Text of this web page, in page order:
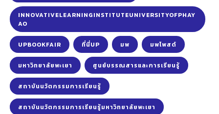
INNOVATIVELEARNINGINSTITUTEUNIVERSITYOFPHAY
AO
UPBOOKFAIR ที่นี่UP มพ มพโพสต์
มหาวิทยาลัยพะเยา ศูนย์บรรณสารและการเรียนรู้
สถาบันนวัตกรรมการเรียนรู้
สถาบันนวัตกรรมการเรียนรู้มหาวิทยาลัยพะเยา